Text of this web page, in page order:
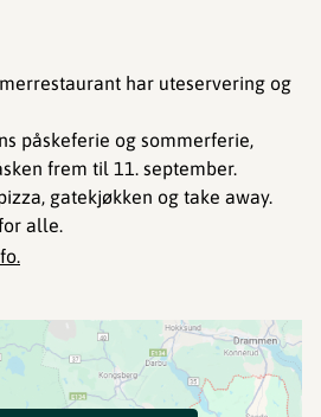
har uteservering og
påskeferie og sommerferie,
frem til 11. september.
gatekjøkken og take away.
alle.